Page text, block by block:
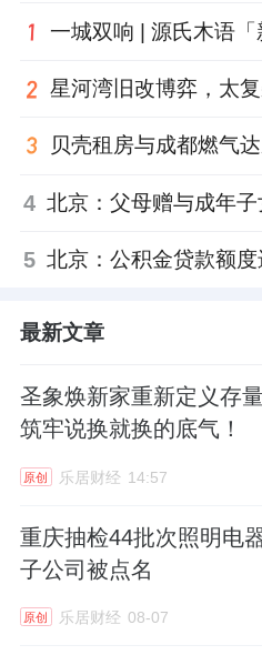
星河湾旧改博弈，太
4
5
最新文章
圣象焕新家重新定义存
筑牢说换就换的底气！
原创 乐居财经 14:57
重庆抽检44批次照明电
子公司被点名
原创 乐居财经 08-07